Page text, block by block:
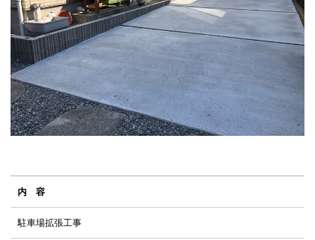
内 容
駐車場拡張工事